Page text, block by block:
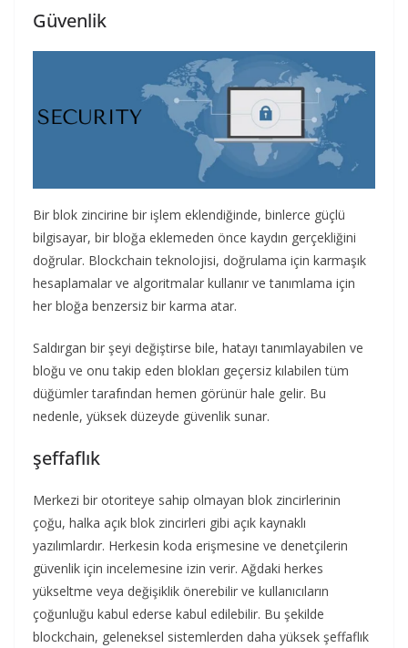
Güvenlik
Bir blok zincirine bir işlem eklendiğinde, binlerce güçlü
bilgisayar, bir bloğa eklemeden önce kaydın gerçekliğini
doğrular. Blockchain teknolojisi, doğrulama için karmaşık
hesaplamalar ve algoritmalar kullanır ve tanımlama için
her bloğa benzersiz bir karma atar.
Saldırgan bir şeyi değiştirse bile, hatayı tanımlayabilen ve
bloğu ve onu takip eden blokları geçersiz kılabilen tüm
düğümler tarafından hemen görünür hale gelir. Bu
nedenle, yüksek düzeyde güvenlik sunar.
şeffaflık
Merkezi bir otoriteye sahip olmayan blok zincirlerinin
çoğu, halka açık blok zincirleri gibi açık kaynaklı
yazılımlardır. Herkesin koda erişmesine ve denetçilerin
güvenlik için incelemesine izin verir. Ağdaki herkes
yükseltme veya değişiklik önerebilir ve kullanıcıların
çoğunluğu kabul ederse kabul edilebilir. Bu şekilde
blockchain, geleneksel sistemlerden daha yüksek şeffaflık